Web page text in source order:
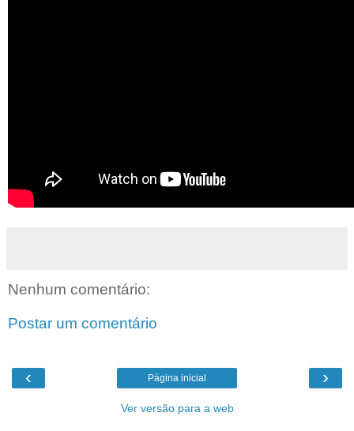
Nenhum comentário:
Postar um comentário
‹ ›
Página inicial
Ver versão para a web